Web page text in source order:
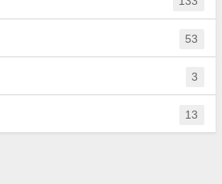
53
3
13